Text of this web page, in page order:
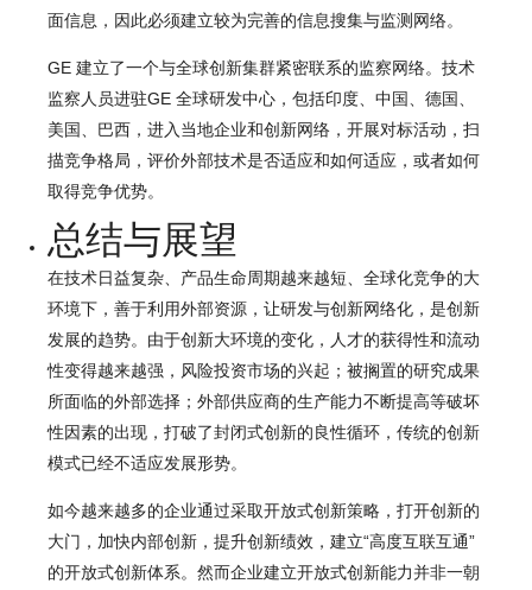
面信息，因此必须建立较为完善的信息搜集与监测网络。
GE 建立了一个与全球创新集群紧密联系的监察网络。技术
监察人员进驻GE 全球研发中心，包括印度、中国、德国、
美国、巴西，进入当地企业和创新网络，开展对标活动，扫
描竞争格局，评价外部技术是否适应和如何适应，或者如何
取得竞争优势。
总结与展望
在技术日益复杂、产品生命周期越来越短、全球化竞争的大
环境下，善于利用外部资源，让研发与创新网络化，是创新
发展的趋势。由于创新大环境的变化，人才的获得性和流动
性变得越来越强，风险投资市场的兴起；被搁置的研究成果
所面临的外部选择；外部供应商的生产能力不断提高等破坏
性因素的出现，打破了封闭式创新的良性循环，传统的创新
模式已经不适应发展形势。
如今越来越多的企业通过采取开放式创新策略，打开创新的
大门，加快内部创新，提升创新绩效，建立“高度互联互通”
的开放式创新体系。然而企业建立开放式创新能力并非一朝